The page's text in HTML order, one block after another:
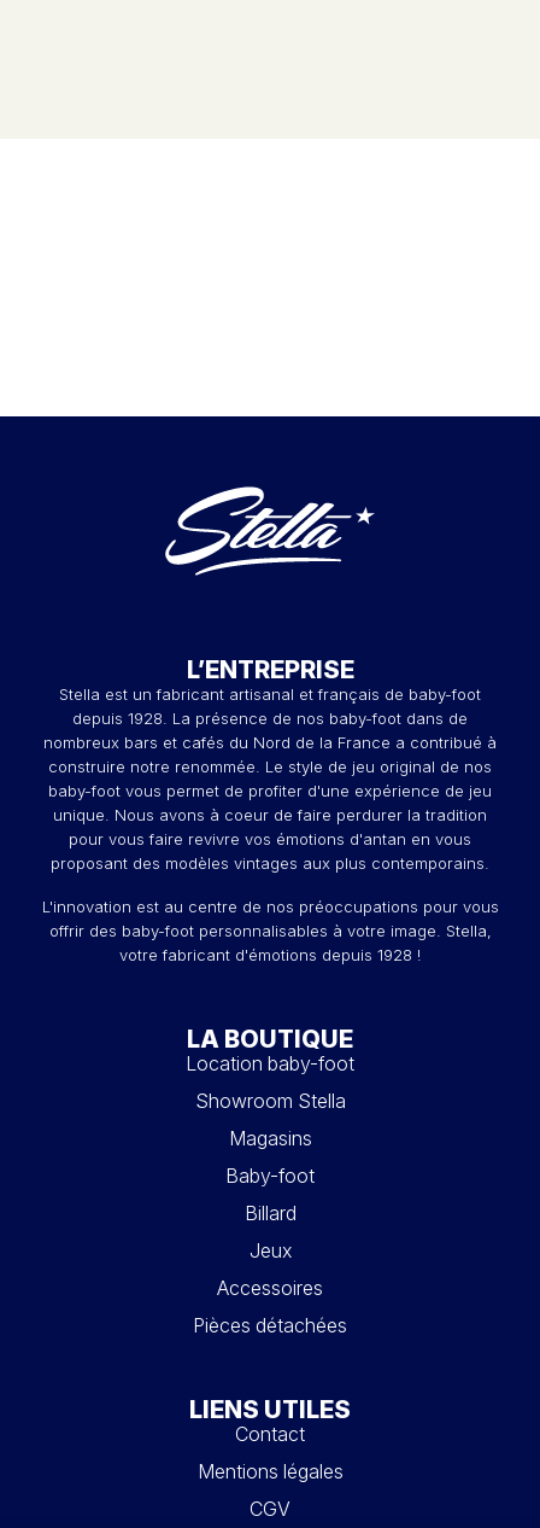
L’ENTREPRISE
Stella est un fabricant artisanal et français de baby-foot
depuis 1928. La présence de nos baby-foot dans de
nombreux bars et cafés du Nord de la France a contribué à
construire notre renommée. Le style de jeu original de nos
baby-foot vous permet de profiter d'une expérience de jeu
unique. Nous avons à coeur de faire perdurer la tradition
pour vous faire revivre vos émotions d'antan en vous
proposant des modèles vintages aux plus contemporains.
L'innovation est au centre de nos préoccupations pour vous
offrir des baby-foot personnalisables à votre image. Stella,
votre fabricant d'émotions depuis 1928 !
LA BOUTIQUE
Location baby-foot
Showroom Stella
Magasins
Baby-foot
Billard
Jeux
Accessoires
Pièces détachées
LIENS UTILES
Contact
Mentions légales
CGV